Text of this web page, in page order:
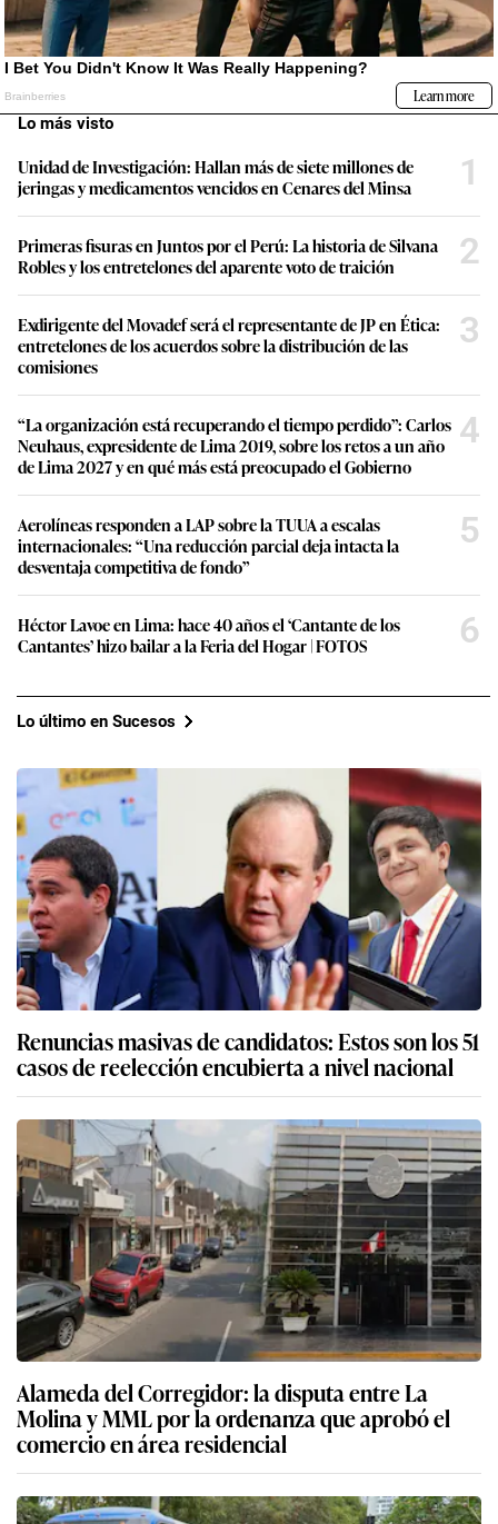
Lo más visto
Unidad de Investigación: Hallan más de siete millones de
jeringas y medicamentos vencidos en Cenares del Minsa
1
Primeras fisuras en Juntos por el Perú: La historia de Silvana
Robles y los entretelones del aparente voto de traición
2
Exdirigente del Movadef será el representante de JP en Ética:
entretelones de los acuerdos sobre la distribución de las
comisiones
3
“La organización está recuperando el tiempo perdido”: Carlos
Neuhaus, expresidente de Lima 2019, sobre los retos a un año
de Lima 2027 y en qué más está preocupado el Gobierno
4
Aerolíneas responden a LAP sobre la TUUA a escalas
internacionales: “Una reducción parcial deja intacta la
desventaja competitiva de fondo”
5
Héctor Lavoe en Lima: hace 40 años el ‘Cantante de los
Cantantes’ hizo bailar a la Feria del Hogar | FOTOS
6
Lo último en Sucesos
Renuncias masivas de candidatos: Estos son los 51
casos de reelección encubierta a nivel nacional
Alameda del Corregidor: la disputa entre La
Molina y MML por la ordenanza que aprobó el
comercio en área residencial